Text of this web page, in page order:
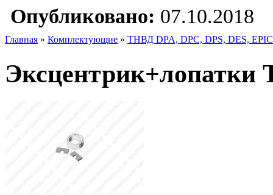
Опубликовано: 07.10.2018
Главная » Комплектующие » ТНВД DPA, DPC, DPS, DES, EPIC
Эксцентрик+лопатки